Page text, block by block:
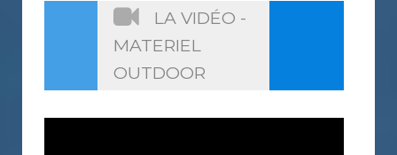
LA VIDÉO -
MATERIEL
OUTDOOR